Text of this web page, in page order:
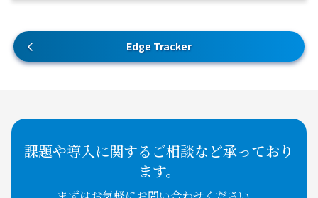
Edge Tracker
課題や導入に関するご相談など承っており
ます。